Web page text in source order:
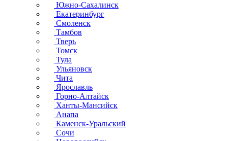
Южно-Сахалинск
Екатеринбург
Смоленск
Тамбов
Тверь
Томск
Тула
Ульяновск
Чита
Ярославль
Горно-Алтайск
Ханты-Мансийск
Анапа
Каменск-Уральский
Сочи